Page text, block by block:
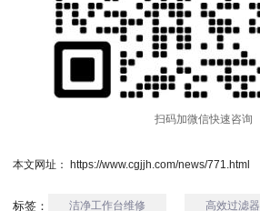
扫码加微信快速咨询
本文网址： https://www.cgjjh.com/news/771.html
标签： 洁净工作台维修
高效过滤器